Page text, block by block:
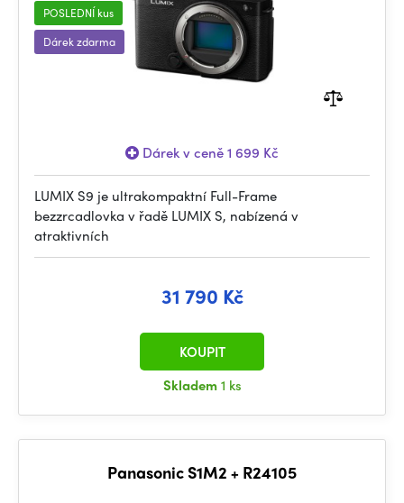
POSLEDNÍ kus
Dárek zdarma
Dárek v ceně 1 699 Kč
LUMIX S9 je ultrakompaktní Full-Frame
bezzrcadlovka v řadě LUMIX S, nabízená v
atraktivních
31 790 Kč
Skladem1 ks
KOUPIT
Panasonic S1M2 + R24105